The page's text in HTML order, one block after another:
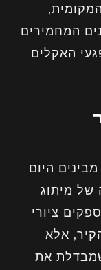
המחמירים
האקלים
היום
של מיתוג
ציורי
אלא
את